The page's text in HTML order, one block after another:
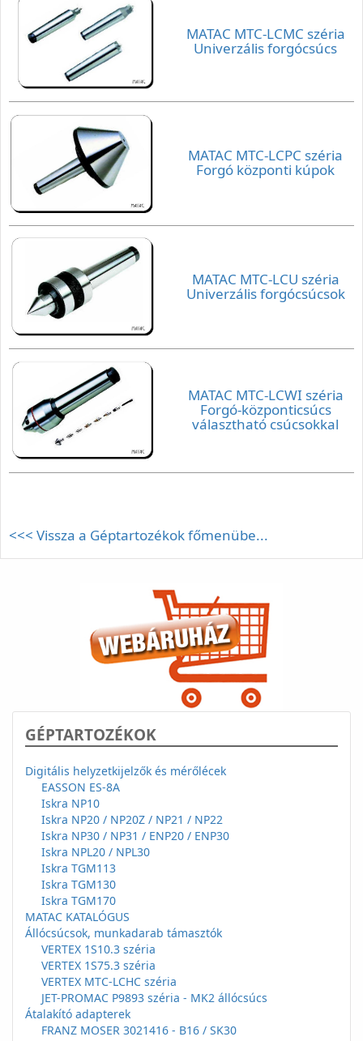
MATAC MTC-LCMC széria
Univerzális forgócsúcs
MATAC MTC-LCPC széria
Forgó központi kúpok
MATAC MTC-LCU széria
Univerzális forgócsúcsok
MATAC MTC-LCWI széria
Forgó-központicsúcs
választható csúcsokkal
<<< Vissza a Géptartozékok főmenübe...
GÉPTARTOZÉKOK
Digitális helyzetkijelzők és mérőlécek
EASSON ES-8A
Iskra NP10
Iskra NP20 / NP20Z / NP21 / NP22
Iskra NP30 / NP31 / ENP20 / ENP30
Iskra NPL20 / NPL30
Iskra TGM113
Iskra TGM130
Iskra TGM170
MATAC KATALÓGUS
Állócsúcsok, munkadarab támasztók
VERTEX 1S10.3 széria
VERTEX 1S75.3 széria
VERTEX MTC-LCHC széria
JET-PROMAC P9893 széria - MK2 állócsúcs
Átalakító adapterek
FRANZ MOSER 3021416 - B16 / SK30